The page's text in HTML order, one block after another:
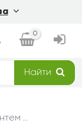
0
Найти
Снежный вечер - букет из хризантем и новогоднего декора